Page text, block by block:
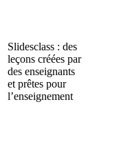
Slidesclass : des
leçons créées par
des enseignants
et prêtes pour
l’enseignement